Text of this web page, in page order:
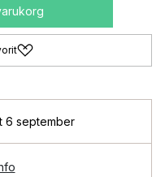
6 september